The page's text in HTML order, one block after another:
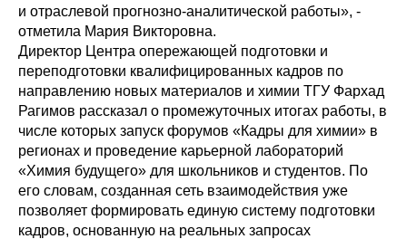
и отраслевой прогнозно-аналитической работы», -
отметила Мария Викторовна.
Директор Центра опережающей подготовки и
переподготовки квалифицированных кадров по
направлению новых материалов и химии ТГУ Фархад
Рагимов рассказал о промежуточных итогах работы, в
числе которых запуск форумов «Кадры для химии» в
регионах и проведение карьерной лабораторий
«Химия будущего» для школьников и студентов. По
его словам, созданная сеть взаимодействия уже
позволяет формировать единую систему подготовки
кадров, основанную на реальных запросах